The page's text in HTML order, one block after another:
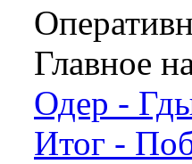
Главное
Одер -
Итог -